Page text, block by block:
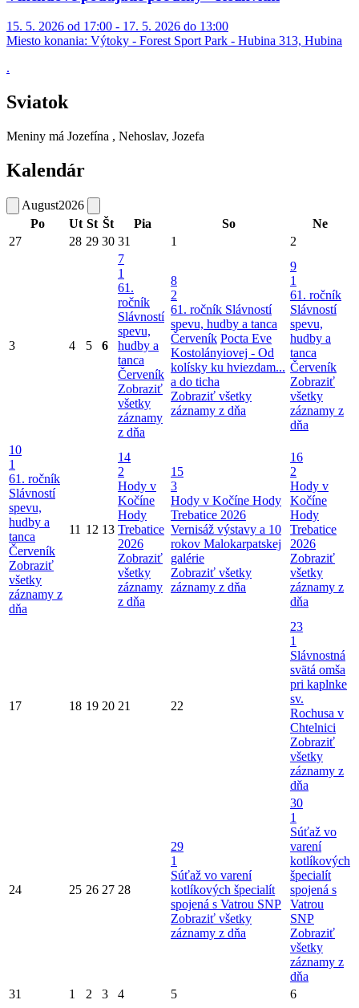
15. 5. 2026 od 17:00 - 17. 5. 2026 do 13:00
Miesto konania: Výtoky - Forest Sport Park - Hubina 313, Hubina
.
Sviatok
Meniny má Jozefína , Nehoslav, Jozefa
Kalendár
August2026
Po
Ut St Št Pia So
Ne
27
28 29 30 31 1 2
3 4 5 6
7
1
61.
ročník
Slávností
spevu,
hudby a
tanca
Červeník
Zobraziť
všetky
záznamy
z dňa
8
2
61. ročník Slávností
spevu, hudby a tanca
Červeník Pocta Eve
Kostolányiovej - Od
kolísky ku hviezdam...
a do ticha
Zobraziť všetky
záznamy z dňa
9
1
61. ročník
Slávností
spevu,
hudby a
tanca
Červeník
Zobraziť
všetky
záznamy z
dňa
10
1
61. ročník
Slávností
spevu,
hudby a
tanca
Červeník
Zobraziť
všetky
záznamy z
dňa
11 12 13
14
2
Hody v
Kočíne
Hody
Trebatice
2026
Zobraziť
všetky
záznamy
z dňa
15
3
Hody v Kočíne Hody
Trebatice 2026
Vernisáž výstavy a 10
rokov Malokarpatskej
galérie
Zobraziť všetky
záznamy z dňa
16
2
Hody v
Kočíne
Hody
Trebatice
2026
Zobraziť
všetky
záznamy z
dňa
17 18 19 20 21 22
23
1
Slávnostná
svätá omša
pri kaplnke
sv.
Rochusa v
Chtelnici
Zobraziť
všetky
záznamy z
dňa
24 25 26 27 28
29
1
Súťaž vo varení
kotlíkových špecialít
spojená s Vatrou SNP
Zobraziť všetky
záznamy z dňa
30
1
Súťaž vo
varení
kotlíkových
špecialít
spojená s
Vatrou
SNP
Zobraziť
všetky
záznamy z
dňa
31
1 2 3 4 5 6